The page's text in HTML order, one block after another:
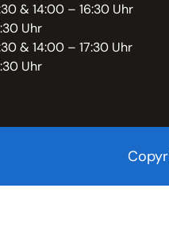
& 14:00 – 16:30 Uhr
Uhr
& 14:00 – 17:30 Uhr
Uhr